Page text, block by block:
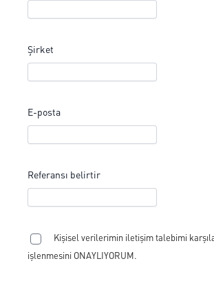
Şirket
E-posta
Referansı belirtir
Kişisel verilerimin iletişim talebimi
işlenmesini ONAYLIYORUM.